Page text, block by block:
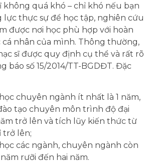
không quá khó – chỉ khó nếu bạn
lực thực sự để học tập, nghiên cứu
được nơi học phù hợp với hoàn
cá nhân của mình. Thông thường,
sĩ được quy định cụ thể và rất rõ
báo số 15/2014/TT-BGDĐT. Đặc
chuyên ngành ít nhất là 1 năm,
tạo chuyên môn trình độ đại
trở lên và tích lũy kiến ​​thức từ
trở lên;
các ngành, chuyên ngành còn
rưỡi đến hai năm.